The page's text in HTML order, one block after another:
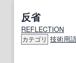
反省
REFLECTION
カテゴリ 技術用